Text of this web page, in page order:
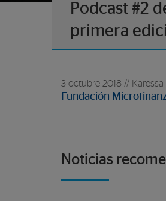
Podcast #2
primera
3 octubre 2018 // Karessa
Fundación
Noticias